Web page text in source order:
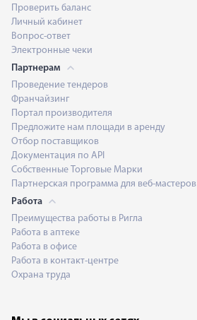
Проверить баланс
Личный кабинет
Вопрос-ответ
Электронные чеки
Партнерам
Проведение тендеров
Франчайзинг
Портал производителя
Предложите нам площади в аренду
Отбор поставщиков
Документация по API
Собственные Торговые Марки
Партнерская программа для веб-мастеров
Работа
Преимущества работы в Ригла
Работа в аптеке
Работа в офисе
Работа в контакт-центре
Охрана труда